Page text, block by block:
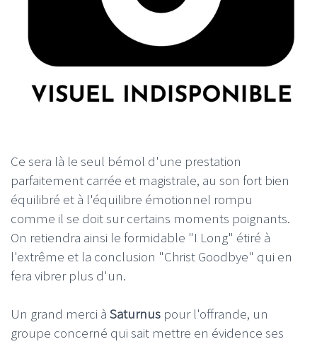
Ce sera là le seul bémol d'une prestation
parfaitement carrée et magistrale, au son fort bien
équilibré et à l'équilibre émotionnel rompu
comme il se doit sur certains moments poignants.
On retiendra ainsi le formidable "I Long" étiré à
l'extrême et la conclusion "Christ Goodbye" qui en
fera vibrer plus d'un.
Un grand merci à Saturnus pour l'offrande, un
groupe concerné qui sait mettre en évidence ses